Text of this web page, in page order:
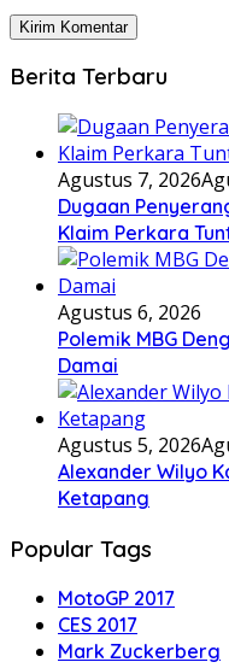
Berita Terbaru
Agustus 7, 2026
Dugaan
Klaim Perkara
Agustus 6, 2026
Polemik MBG
Damai
Agustus 5, 2026
Alexander Wilyo
Ketapang
Popular Tags
MotoGP 2017
CES 2017
Mark Zuckerberg